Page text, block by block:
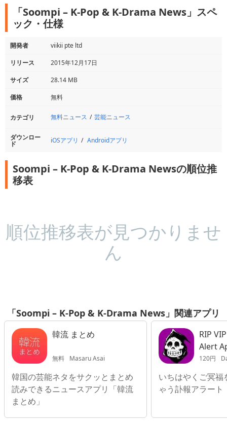
「Soompi – K-Pop & K-Drama News」スペ
ック・仕様
開発者
viikii pte ltd
リリース
2015年12月17日
サイズ
28.14 MB
価格
無料
カテゴリ 無料ニュース 芸能ニュース
ダウンロー
ド iOSアプリ Androidアプリ
Soompi – K-Pop & K-Drama Newsの順位推
移表
順位推移表が見つかりませ
ん
「Soompi – K-Pop & K-Drama News」関連アプリ
韓流 まとめ
無料 Masaru Asai
韓国の芸能ネタをサクッとまとめ
読みできるニュースアプリ「韓流
まとめ」
RIP
Alert
120円
いちはやくご冥福
ゃう訃報アラート